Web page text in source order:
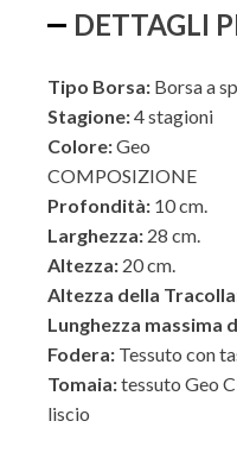
ESTERNO
INTERNO
DETTAGLI
Tipo Borsa: Borsa a
Stagione:4 stagioni
Colore:Geo
COMPOSIZIONE
Profondità: 10 cm.
Larghezza: 28 cm.
Altezza: 20 cm.
Altezza della
Lunghezza massima
Fodera: Tessuto con
Tomaia:tessuto Geo
liscio